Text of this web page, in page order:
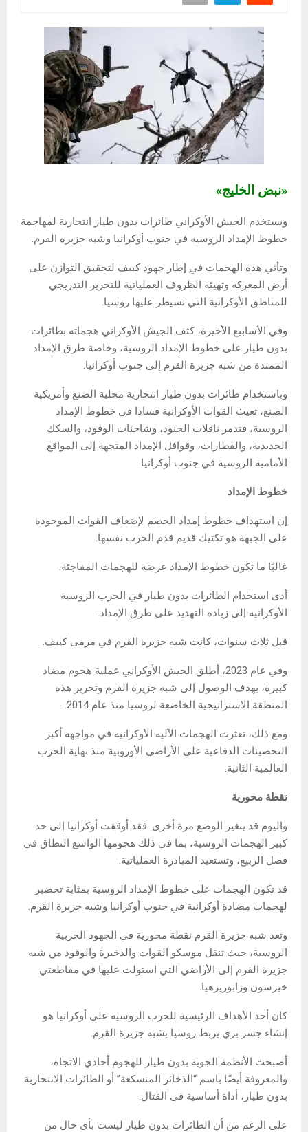
«نبض الخليج»
ويستخدم الجيش الأوكراني طائرات بدون طيار انتحارية لمهاجمة
خطوط الإمداد الروسية في جنوب أوكرانيا وشبه جزيرة القرم.
وتأتي هذه الهجمات في إطار جهود كييف لتحقيق التوازن على
أرض المعركة وتهيئة الظروف العملياتية للتحرير التدريجي
للمناطق الأوكرانية التي تسيطر عليها روسيا.
وفي الأسابيع الأخيرة، كثف الجيش الأوكراني هجماته بطائرات
بدون طيار على خطوط الإمداد الروسية، وخاصة طرق الإمداد
الممتدة من شبه جزيرة القرم إلى جنوب أوكرانيا.
وباستخدام طائرات بدون طيار انتحارية محلية الصنع وأمريكية
الصنع، تعيث القوات الأوكرانية فسادا في خطوط الإمداد
الروسية، فتدمر ناقلات الجنود، وشاحنات الوقود، والسكك
الحديدية، والقطارات، وقوافل الإمداد المتجهة إلى المواقع
الأمامية الروسية في جنوب أوكرانيا.
خطوط الإمداد
إن استهداف خطوط إمداد الخصم لإضعاف القوات الموجودة
على الجبهة هو تكتيك قديم قدم الحرب نفسها.
غالبًا ما تكون خطوط الإمداد عرضة للهجمات المفاجئة.
أدى استخدام الطائرات بدون طيار في الحرب الروسية
الأوكرانية إلى زيادة التهديد على طرق الإمداد.
قبل ثلاث سنوات، كانت شبه جزيرة القرم في مرمى كييف.
وفي عام 2023، أطلق الجيش الأوكراني عملية هجوم مضاد
كبيرة، بهدف الوصول إلى شبه جزيرة القرم وتحرير هذه
المنطقة الاستراتيجية الخاضعة لروسيا منذ عام 2014.
ومع ذلك، تعثرت الهجمات الآلية الأوكرانية في مواجهة أكبر
التحصينات الدفاعية على الأراضي الأوروبية منذ نهاية الحرب
العالمية الثانية.
نقطة محورية
واليوم قد يتغير الوضع مرة أخرى. فقد أوقفت أوكرانيا إلى حد
كبير الهجمات الروسية، بما في ذلك هجومها الواسع النطاق في
فصل الربيع، وتستعيد المبادرة العملياتية.
قد تكون الهجمات على خطوط الإمداد الروسية بمثابة تحضير
لهجمات مضادة أوكرانية في جنوب أوكرانيا وشبه جزيرة القرم.
وتعد شبه جزيرة القرم نقطة محورية في الجهود الحربية
الروسية، حيث تنقل موسكو القوات والذخيرة والوقود من شبه
جزيرة القرم إلى الأراضي التي استولت عليها في مقاطعتي
خيرسون وزابوريزهيا.
كان أحد الأهداف الرئيسية للحرب الروسية على أوكرانيا هو
إنشاء جسر بري يربط روسيا بشبه جزيرة القرم.
أصبحت الأنظمة الجوية بدون طيار للهجوم أحادي الاتجاه،
والمعروفة أيضًا باسم “الذخائر المتسكعة” أو الطائرات الانتحارية
بدون طيار، أداة أساسية في القتال.
على الرغم من أن الطائرات بدون طيار ليست بأي حال من